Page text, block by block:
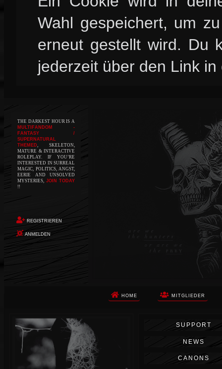
Wahl gespeichert, um
erneut gestellt wird. Du
jederzeit über den Link
THE DARKEST HOUR IS A
MULTIFANDOM -
FANTASY /
SUPERNATURAL
THEMED, SKELETON,
MATURE & INTERACTIVE
ROLEPLAY. IF YOU’RE
INTERESTED IN SURREAL
MAGIC, POLITICS, ANGST,
EERIE AND UNSOLVED
MYSTERIES, JOIN TODAY
!!
REGISTRIEREN
ANMELDEN
HOME MITGLIEDER
Die Apokalypse. Das ist das Wort,
das Ihnen in den Sinn kommt, als
Sie auf dem Boden aufwachen, Ihr
Körper schmerzt und Ihr Geist
wird von alptraumhaften
Erinnerungen überflutet. Vor
SUPPORT
NEWS
CANONS